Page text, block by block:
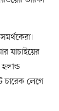
যাচাইয়ের
চারেক লেগে